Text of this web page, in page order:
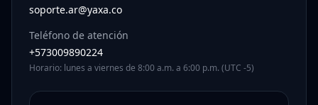
soporte.ar@yaxa.co
Teléfono de atención
+573009890224
Horario: lunes a viernes de 8:00 a.m. a 6:00 p.m. (UTC -5)